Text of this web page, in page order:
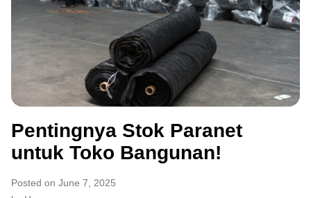
Pentingnya Stok Paranet
untuk Toko Bangunan!
Posted on June 7, 2025